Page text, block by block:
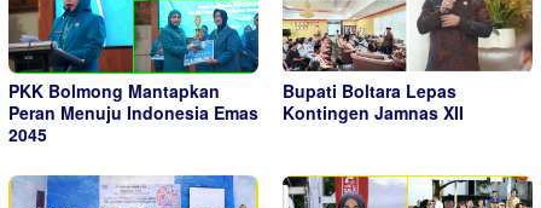
PKK Bolmong Mantapkan
Peran Menuju Indonesia Emas
2045
Bupati Boltara Lepas
Kontingen Jamnas XII